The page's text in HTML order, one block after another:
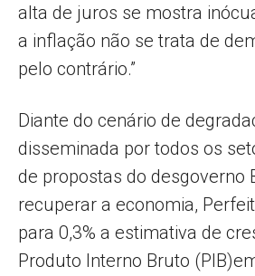
alta de juros se mostra
a inflação não se trata de
pelo contrário.”
Diante do cenário de
disseminada por todos os
de propostas do desgoverno
recuperar a economia,
para 0,3% a estimativa de
Produto Interno Bruto